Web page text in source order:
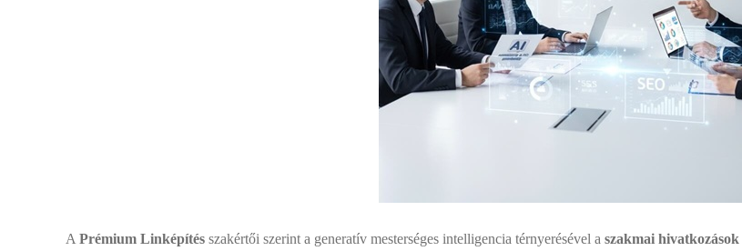
A Prémium Linképítés szakértői szerint a generatív mesterséges intelligencia térnyerésével a szakmai hivatkozások